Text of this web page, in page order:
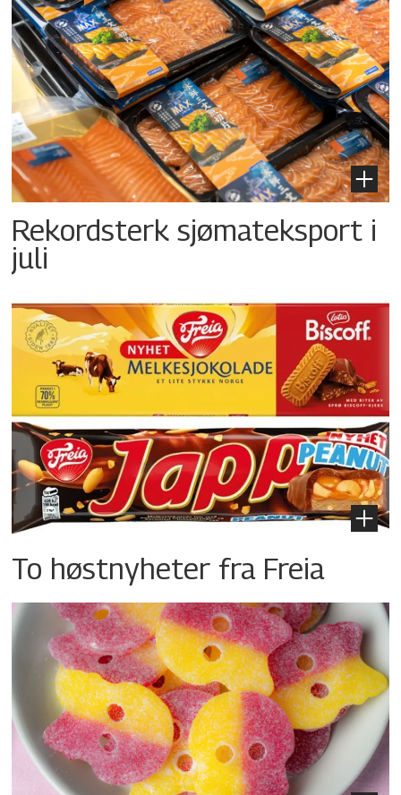
Rekordsterk sjømateksport i
juli
To høstnyheter fra Freia